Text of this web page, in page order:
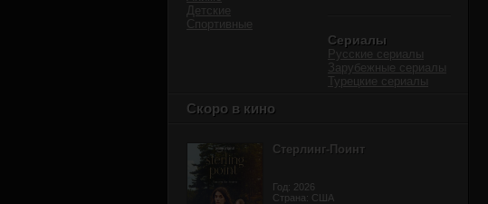
Детские
Спортивные
Сериалы
Русские сериалы
Зарубежные сериалы
Турецкие сериалы
Скоро в кино
Стерлинг-Поинт
Год: 2026
Страна: США